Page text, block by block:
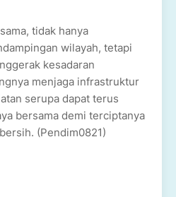
tidak hanya
wilayah, tetapi
kesadaran
menjaga infrastruktur
serupa dapat terus
bersama demi terciptanya
(Pendim0821)